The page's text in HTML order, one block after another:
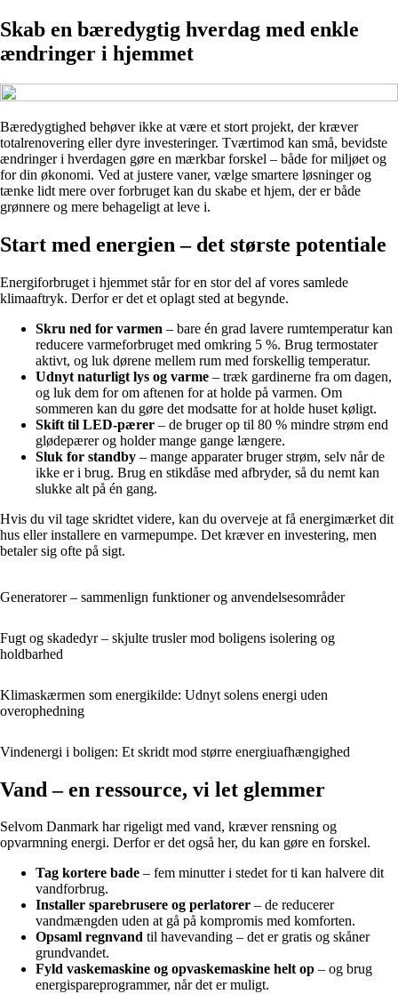
Skab en bæredygtig hverdag med enkle
ændringer i hjemmet
Bæredygtighed behøver ikke at være et stort projekt, der kræver
totalrenovering eller dyre investeringer. Tværtimod kan små, bevidste
ændringer i hverdagen gøre en mærkbar forskel – både for miljøet og
for din økonomi. Ved at justere vaner, vælge smartere løsninger og
tænke lidt mere over forbruget kan du skabe et hjem, der er både
grønnere og mere behageligt at leve i.
Start med energien – det største potentiale
Energiforbruget i hjemmet står for en stor del af vores samlede
klimaaftryk. Derfor er det et oplagt sted at begynde.
Skru ned for varmen – bare én grad lavere rumtemperatur kan
reducere varmeforbruget med omkring 5 %. Brug termostater
aktivt, og luk dørene mellem rum med forskellig temperatur.
Udnyt naturligt lys og varme – træk gardinerne fra om dagen,
og luk dem for om aftenen for at holde på varmen. Om
sommeren kan du gøre det modsatte for at holde huset køligt.
Skift til LED-pærer – de bruger op til 80 % mindre strøm end
glødepærer og holder mange gange længere.
Sluk for standby – mange apparater bruger strøm, selv når de
ikke er i brug. Brug en stikdåse med afbryder, så du nemt kan
slukke alt på én gang.
Hvis du vil tage skridtet videre, kan du overveje at få energimærket dit
hus eller installere en varmepumpe. Det kræver en investering, men
betaler sig ofte på sigt.
Generatorer – sammenlign funktioner og anvendelsesområder
Fugt og skadedyr – skjulte trusler mod boligens isolering og
holdbarhed
Klimaskærmen som energikilde: Udnyt solens energi uden
overophedning
Vindenergi i boligen: Et skridt mod større energiuafhængighed
Vand – en ressource, vi let glemmer
Selvom Danmark har rigeligt med vand, kræver rensning og
opvarmning energi. Derfor er det også her, du kan gøre en forskel.
Tag kortere bade – fem minutter i stedet for ti kan halvere dit
vandforbrug.
Installer sparebrusere og perlatorer – de reducerer
vandmængden uden at gå på kompromis med komforten.
Opsaml regnvand til havevanding – det er gratis og skåner
grundvandet.
Fyld vaskemaskine og opvaskemaskine helt op – og brug
energispareprogrammer, når det er muligt.